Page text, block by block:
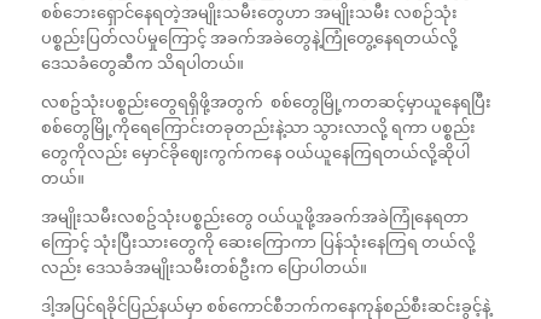
စစ်ဘေးရှောင်နေရတဲ့အမျိုးသမီးတွေဟာ အမျိုးသမီး လစဉ်သုံး
ပစ္စည်းပြတ်လပ်မှုကြောင့် အခက်အခဲတွေနဲ့ကြုံတွေ့နေရတယ်လို့
ဒေသခံတွေဆီက သိရပါတယ်။
လစဥ်သုံးပစ္စည်းတွေရရှိဖို့အတွက် စစ်တွေမြို့ကတဆင့်မှာယူနေရပြီး
စစ်တွေမြို့ကိုရေကြောင်းတခုတည်းနဲ့သာ သွားလာလို့ ရကာ ပစ္စည်း
တွေကိုလည်း မှောင်ခိုဈေးကွက်ကနေ ဝယ်ယူနေကြရတယ်လို့ဆိုပါ
တယ်။
အမျိုးသမီးလစဥ်သုံးပစ္စည်းတွေ ဝယ်ယူဖို့အခက်အခဲကြုံနေရတာ
ကြောင့် သုံးပြီးသားတွေကို ဆေးကြောကာ ပြန်သုံးနေကြရ တယ်လို့
လည်း ဒေသခံအမျိုးသမီးတစ်ဦးက ပြောပါတယ်။
ဒါ့အပြင်ရခိုင်ပြည်နယ်မှာ စစ်ကောင်စီဘက်ကနေကုန်စည်စီးဆင်းခွင့်နဲ့